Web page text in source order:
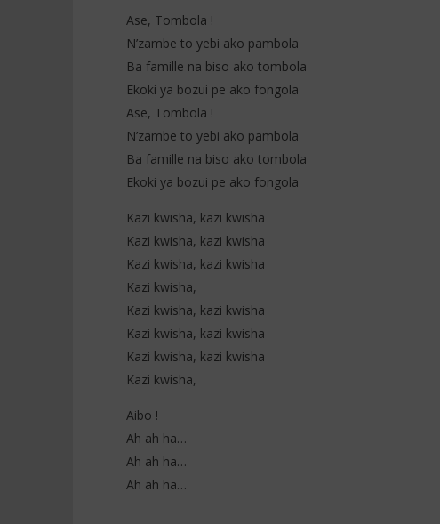
Ase, Tombola !
N’zambe to yebi ako pambola
Ba famille na biso ako tombola
Ekoki ya bozui pe ako fongola
Ase, Tombola !
N’zambe to yebi ako pambola
Ba famille na biso ako tombola
Ekoki ya bozui pe ako fongola
Kazi kwisha, kazi kwisha
Kazi kwisha, kazi kwisha
Kazi kwisha, kazi kwisha
Kazi kwisha,
Kazi kwisha, kazi kwisha
Kazi kwisha, kazi kwisha
Kazi kwisha, kazi kwisha
Kazi kwisha,
Aibo !
Ah ah ha…
Ah ah ha…
Ah ah ha…